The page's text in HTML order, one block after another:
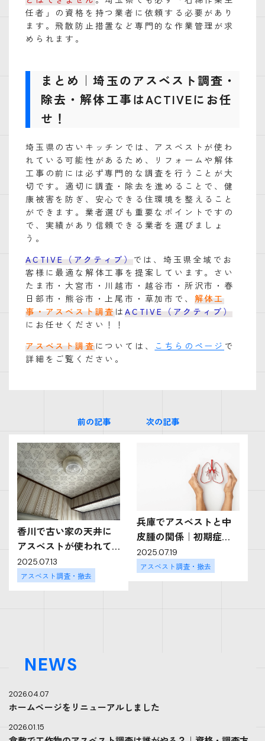
NEWS
2026.04.07
ホームページをリニューアルしました
2026.01.15
任者」の資格を持つ業者に依頼する必要があり
ます。飛散防止措置など専門的な作業管理が求
められます。
まとめ｜埼玉のアスベスト調査・
除去・解体工事はACTIVEにお任
せ！
埼玉県の古いキッチンでは、アスベストが使わ
れている可能性があるため、リフォームや解体
工事の前には必ず専門的な調査を行うことが大
切です。適切に調査・除去を進めることで、健
康被害を防ぎ、安心できる住環境を整えること
ができます。業者選びも重要なポイントですの
で、実績があり信頼できる業者を選びましょ
う。
ACTIVE（アクティブ）では、埼玉県全域でお
客様に最適な解体工事を提案しています。さい
たま市・大宮市・川越市・越谷市・所沢市・春
日部市・熊谷市・上尾市・草加市で、 解体工
事・アスベスト調査はACTIVE（アクティブ）
にお任せください！！
アスベスト調査については、 こちらのページ で
詳細をご覧ください。
前の記事
香川で古い家の天井に
アスベストが使われて
いたら？確認方法・調
査費用・除去の流れを
徹底解説
2025.07.13
アスベスト調査・撤去
次の記事
兵庫でアスベストと中
皮腫の関係｜初期症
状・早期発見・調査・
除去・業者選びの重要
2025.07.19
アスベスト調査・撤去